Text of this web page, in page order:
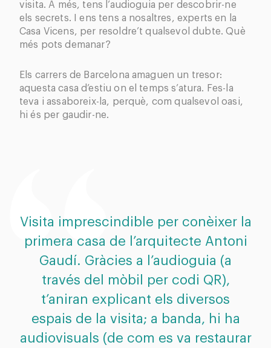
visita. A més, tens l’audioguia per descobrir-ne
els secrets. I ens tens a nosaltres, experts en la
Casa Vicens, per resoldre’t qualsevol dubte. Què
més pots demanar?
Els carrers de Barcelona amaguen un tresor:
aquesta casa d’estiu on el temps s’atura. Fes-la
teva i assaboreix-la, perquè, com qualsevol oasi,
hi és per gaudir-ne.
Visita imprescindible per conèixer la
primera casa de l’arquitecte Antoni
Gaudí. Gràcies a l’audioguia (a
través del mòbil per codi QR),
t’aniran explicant els diversos
espais de la visita; a banda, hi ha
audiovisuals (de com es va restaurar